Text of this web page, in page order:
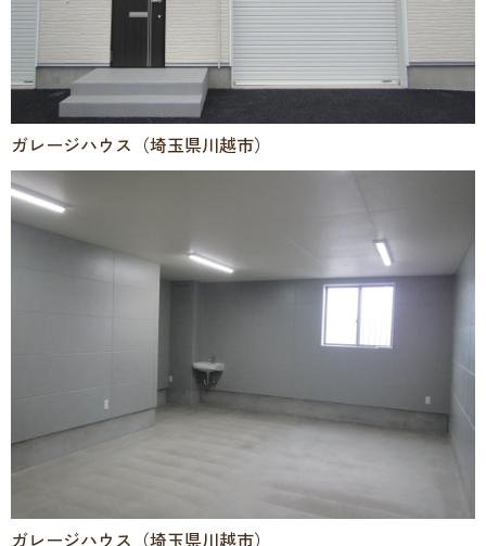
ガレージハウス（埼玉県川越市）
ガレージハウス（埼玉県川越市）